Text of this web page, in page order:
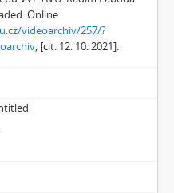
/ Miller’s visions
/ Zebín
fontána
Online:
videoarchiv/257/?
, [cit. 12. 10. 2021].